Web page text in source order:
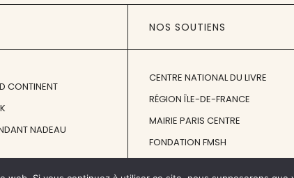
CONTINENT
NADEAU
NOS SOUTIENS
CENTRE NATIONAL DU LIVRE
RÉGION ÎLE-DE-FRANCE
MAIRIE PARIS CENTRE
FONDATION FMSH